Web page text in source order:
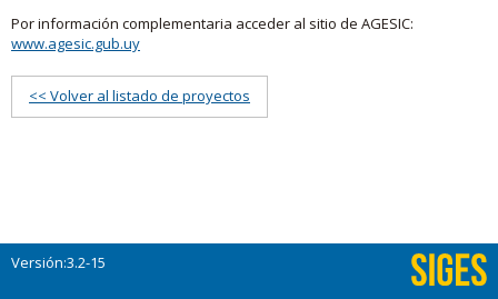
Por información complementaria acceder al sitio de AGESIC:
www.agesic.gub.uy
<< Volver al listado de proyectos
Versión:3.2-15